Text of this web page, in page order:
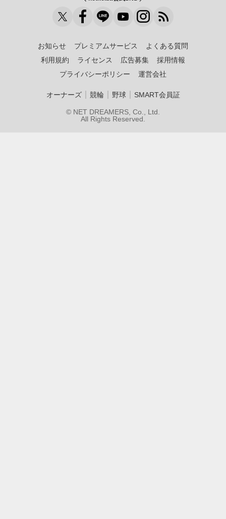
お知らせ プレミアムサービス
よくある質問
利用規約
ライセンス 広告募集
採用情報
プライバシーポリシー
運営会社
オーナーズ｜ 競輪 野球｜ SMART会員証
© NET DREAMERS, Co., Ltd.
All Rights Reserved.